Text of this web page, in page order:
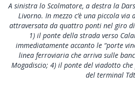
A sinistra lo Scolmatore, a destra la
Livorno. In mezzo c’è una piccola via
attraversata da quattro ponti nel giro
1) il ponte della strada verso
immediatamente accanto le “porte
linea ferroviaria che arriva sulle
Mogadiscio; 4) il ponte del viadotto
del terminal Tdt